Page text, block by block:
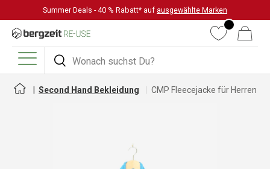
DIREKT ZUM INHALT
Summer Deals - 40 % Rabatt* auf ausgewählte Marken
Suchen
Suchen
WunschlisteWarenkorb
Menü
Second Hand Bekleidung CMP Fleecejacke für Herren